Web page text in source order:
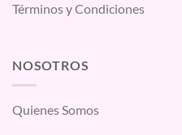
Términos y Condiciones
NOSOTROS
Quienes Somos